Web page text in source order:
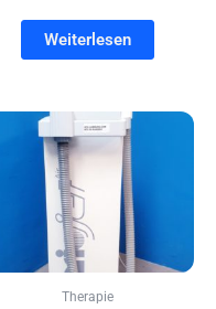
Weiterlesen
Therapie